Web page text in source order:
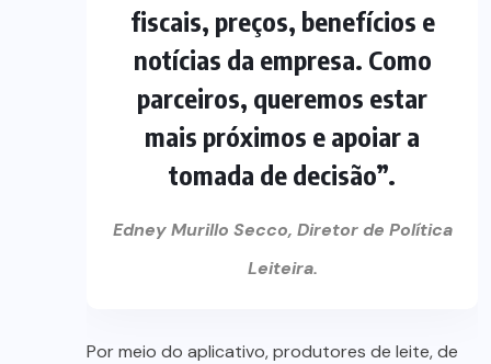
fiscais, preços, benefícios e
notícias da empresa. Como
parceiros, queremos estar
mais próximos e apoiar a
tomada de decisão”.
Edney Murillo Secco, Diretor de Política
Leiteira.
Por meio do aplicativo, produtores de leite, de